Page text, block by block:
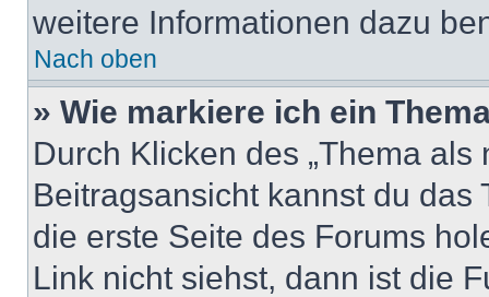
weitere Informationen dazu
Nach oben
» Wie markiere ich ein
Durch Klicken des „Thema
Beitragsansicht kannst du
die erste Seite des Forums
Link nicht siehst, dann ist die